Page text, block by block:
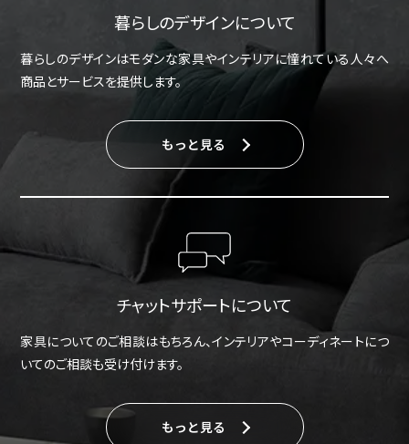
暮らしのデザインについて
暮らしのデザインはモダンな家具やインテリアに憧れている人々へ
商品とサービスを提供します。
もっと見る
チャットサポートについて
家具についてのご相談はもちろん、インテリアやコーディネートにつ
いてのご相談も受け付けます。
もっと見る